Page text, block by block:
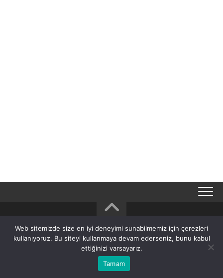
TA7OM – Amateur Radio © 2026. All Rights Reserved.
Powered byWordPress. Theme byAlx.
Web sitemizde size en iyi deneyimi sunabilmemiz için çerezleri
kullanıyoruz. Bu siteyi kullanmaya devam ederseniz, bunu kabul
ettiğinizi varsayarız.
Tamam